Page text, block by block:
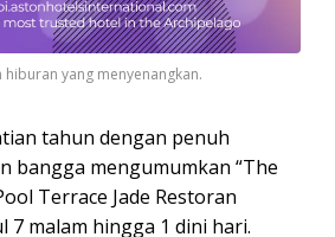
yang menyenangkan.
tahun dengan penuh
bangga mengumumkan “The
Terrace Jade Restoran
7 malam hingga 1 dini hari.